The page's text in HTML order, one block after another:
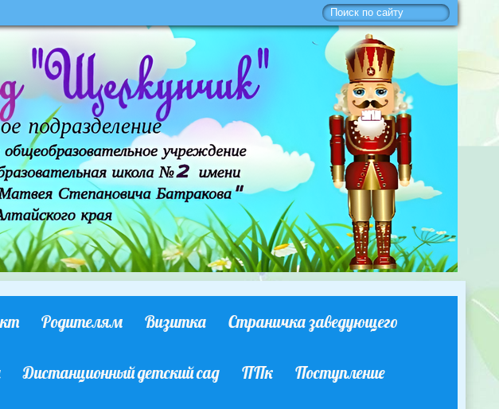
Родителям Визитка Страничка заведующего
Дистанционный детский сад ППк Поступление